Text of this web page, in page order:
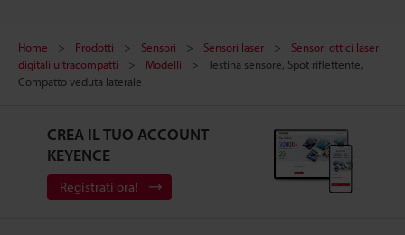
Home Prodotti Sensori Sensori laser
Sensori ottici laser
digitali ultracompatti
Modelli
Testina sensore, Spot riflettente,
Compatto veduta laterale
CREA IL TUO ACCOUNT
KEYENCE
Registrati ora!